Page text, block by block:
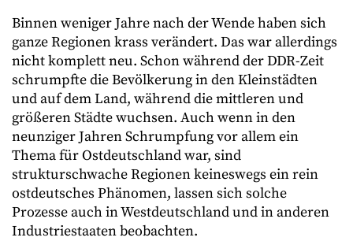
Binnen weniger Jahre nach der Wende haben sich
ganze Regionen krass verändert. Das war allerdings
nicht komplett neu. Schon während der DDR-Zeit
schrumpfte die Bevölkerung in den Kleinstädten
und auf dem Land, während die mittleren und
größeren Städte wuchsen. Auch wenn in den
neunziger Jahren Schrumpfung vor allem ein
Thema für Ostdeutschland war, sind
strukturschwache Regionen keineswegs ein rein
ostdeutsches Phänomen, lassen sich solche
Prozesse auch in Westdeutschland und in anderen
Industriestaaten beobachten.